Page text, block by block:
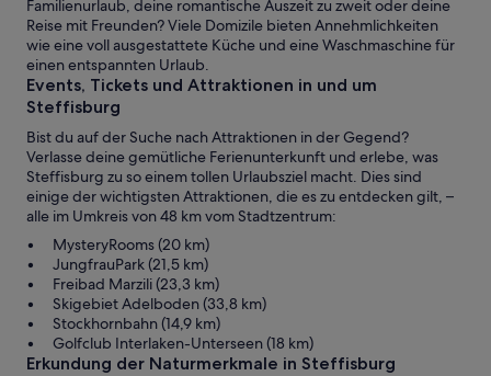
Familienurlaub, deine romantische Auszeit zu zweit oder deine
Reise mit Freunden? Viele Domizile bieten Annehmlichkeiten
wie eine voll ausgestattete Küche und eine Waschmaschine für
einen entspannten Urlaub.
Events, Tickets und Attraktionen in und um
Steffisburg
Bist du auf der Suche nach Attraktionen in der Gegend?
Verlasse deine gemütliche Ferienunterkunft und erlebe, was
Steffisburg zu so einem tollen Urlaubsziel macht. Dies sind
einige der wichtigsten Attraktionen, die es zu entdecken gilt, –
alle im Umkreis von 48 km vom Stadtzentrum:
MysteryRooms (20 km)
JungfrauPark (21,5 km)
Freibad Marzili (23,3 km)
Skigebiet Adelboden (33,8 km)
Stockhornbahn (14,9 km)
Golfclub Interlaken-Unterseen (18 km)
Erkundung der Naturmerkmale in Steffisburg